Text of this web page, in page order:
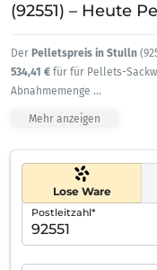
(92551) – Heute
Der Pelletspreis in Stulln
534,41 € für für Pellets-
Abnahmemenge ...
Mehr anzeigen
Lose Ware
Postleitzahl*